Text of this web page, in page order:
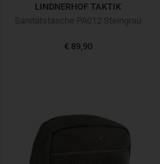
LINDNERHOF TAKTIK
Sanitätstasche PA012 Steingrau
€ 89,90